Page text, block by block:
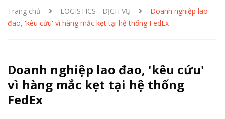
Trang chủ LOGISTICS - DỊCH VỤ
Doanh nghiệp lao
đao, 'kêu cứu' vì hàng mắc kẹt tại hệ thống FedEx
Doanh nghiệp lao đao, 'kêu cứu'
vì hàng mắc kẹt tại hệ thống
FedEx